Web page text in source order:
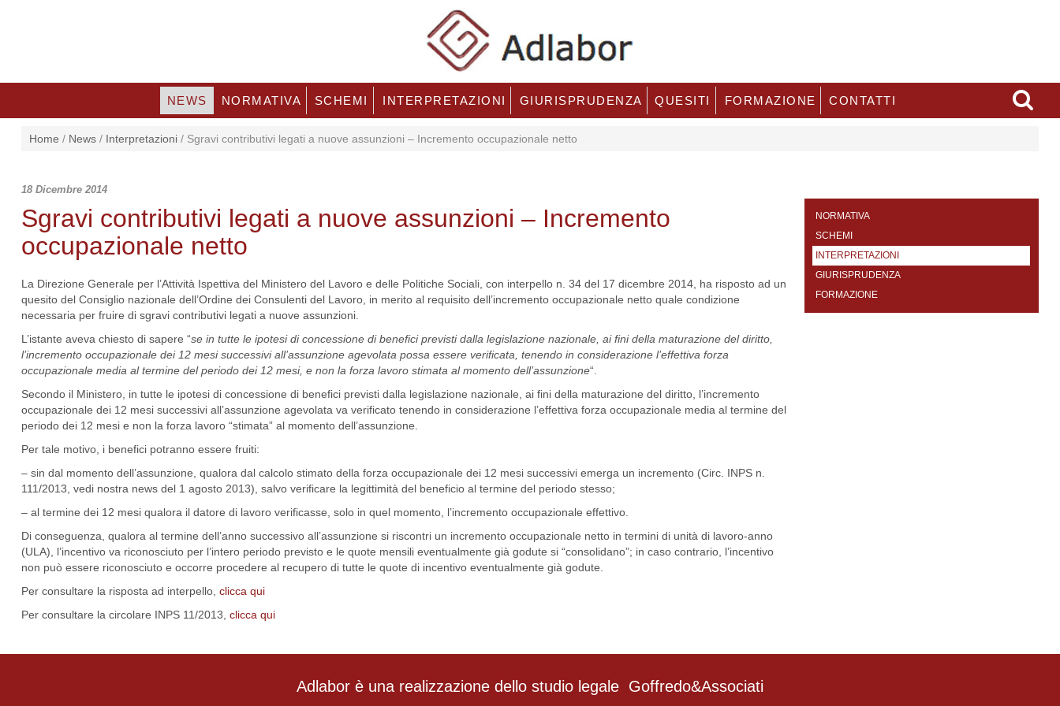
NEWS NORMATIVA SCHEMI INTERPRETAZIONI GIURISPRUDENZA QUESITI FORMAZIONE CONTATTI
Home / News / Interpretazioni / Sgravi contributivi legati a nuove assunzioni – Incremento occupazionale netto
18 Dicembre 2014
Sgravi contributivi legati a nuove assunzioni – Incremento
occupazionale netto
La Direzione Generale per l’Attività Ispettiva del Ministero del Lavoro e delle Politiche Sociali, con interpello n. 34 del 17 dicembre 2014, ha risposto ad un
quesito del Consiglio nazionale dell’Ordine dei Consulenti del Lavoro, in merito al requisito dell’incremento occupazionale netto quale condizione
necessaria per fruire di sgravi contributivi legati a nuove assunzioni.
L’istante aveva chiesto di sapere “se in tutte le ipotesi di concessione di benefici previsti dalla legislazione nazionale, ai fini della maturazione del diritto,
l’incremento occupazionale dei 12 mesi successivi all’assunzione agevolata possa essere verificata, tenendo in considerazione l’effettiva forza
occupazionale media al termine del periodo dei 12 mesi, e non la forza lavoro stimata al momento dell’assunzione“.
Secondo il Ministero, in tutte le ipotesi di concessione di benefici previsti dalla legislazione nazionale, ai fini della maturazione del diritto, l’incremento
occupazionale dei 12 mesi successivi all’assunzione agevolata va verificato tenendo in considerazione l’effettiva forza occupazionale media al termine del
periodo dei 12 mesi e non la forza lavoro “stimata” al momento dell’assunzione.
Per tale motivo, i benefici potranno essere fruiti:
– sin dal momento dell’assunzione, qualora dal calcolo stimato della forza occupazionale dei 12 mesi successivi emerga un incremento (Circ. INPS n.
111/2013, vedi nostra news del 1 agosto 2013), salvo verificare la legittimità del beneficio al termine del periodo stesso;
– al termine dei 12 mesi qualora il datore di lavoro verificasse, solo in quel momento, l’incremento occupazionale effettivo.
Di conseguenza, qualora al termine dell’anno successivo all’assunzione si riscontri un incremento occupazionale netto in termini di unità di lavoro-anno
(ULA), l’incentivo va riconosciuto per l’intero periodo previsto e le quote mensili eventualmente già godute si “consolidano”; in caso contrario, l’incentivo
non può essere riconosciuto e occorre procedere al recupero di tutte le quote di incentivo eventualmente già godute.
Per consultare la risposta ad interpello, clicca qui
Per consultare la circolare INPS 11/2013, clicca qui
NORMATIVA
SCHEMI
INTERPRETAZIONI
GIURISPRUDENZA
FORMAZIONE
Adlabor è una realizzazione dello studio legale Goffredo&Associati